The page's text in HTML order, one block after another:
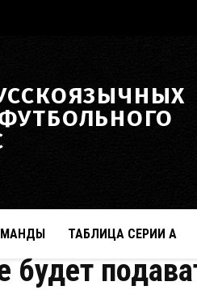
ТАБЛИЦА СЕРИИ А